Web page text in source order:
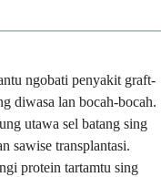
ngobati penyakit graft-
diwasa lan bocah-bocah.
utawa sel batang sing
sawise transplantasi.
protein tartamtu sing